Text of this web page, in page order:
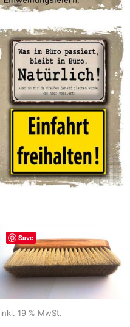
Save
inkl. 19 % MwSt.